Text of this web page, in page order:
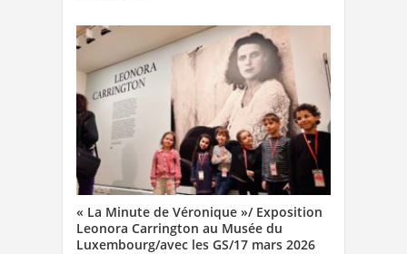
« La Minute de Véronique »/ Exposition
Leonora Carrington au Musée du
Luxembourg/avec les GS/17 mars 2026